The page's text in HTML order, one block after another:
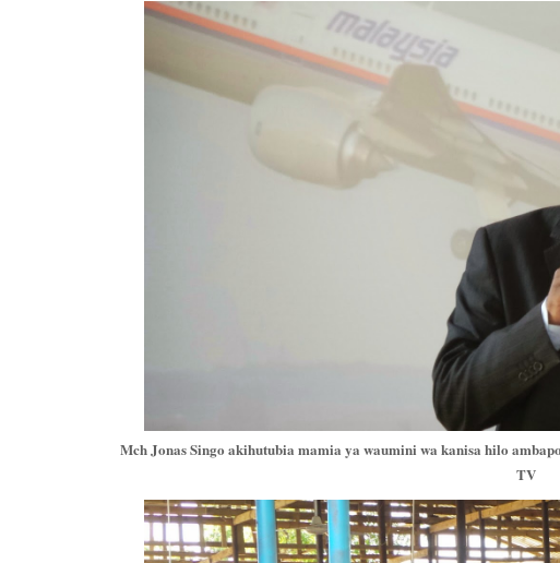
Mch Jonas Singo akihutubia mamia ya waumini wa kanisa hilo
TV